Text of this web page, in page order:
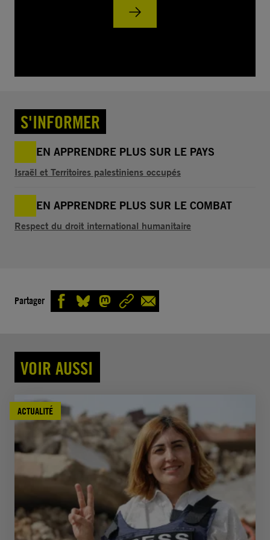
S'INFORMER
EN APPRENDRE PLUS SUR LE PAYS
Israël et Territoires palestiniens occupés
EN APPRENDRE PLUS SUR LE COMBAT
Respect du droit international humanitaire
Partager
VOIR AUSSI
ACTUALITÉ